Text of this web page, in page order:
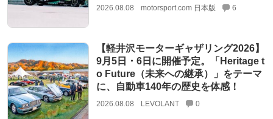
2026.08.08 motorsport.com 日本版 6
【軽井沢モーターギャザリング2026】
9月5日・6日に開催予定。「Heritage t
o Future（未来への継承）」をテーマ
に、自動車140年の歴史を体感！
2026.08.08 LEVOLANT 0